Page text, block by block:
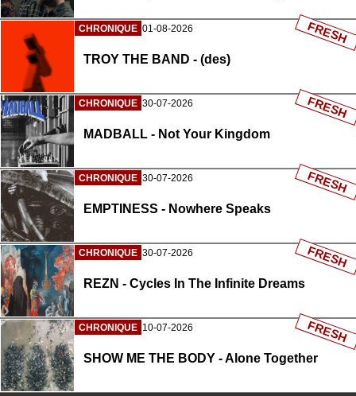
CHRONIQUE 01-08-2026
TROY THE BAND - (des)
FRESH
CHRONIQUE 30-07-2026
MADBALL - Not Your Kingdom
FRESH
CHRONIQUE 30-07-2026
EMPTINESS - Nowhere Speaks
FRESH
CHRONIQUE 30-07-2026
REZN - Cycles In The Infinite Dreams
FRESH
CHRONIQUE 10-07-2026
SHOW ME THE BODY - Alone Together
FRESH